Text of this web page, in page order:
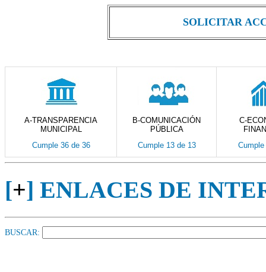
SOLICITAR
A-TRANSPARENCIA
MUNICIPAL
Cumple 36 de 36
B-COMUNICACIÓN
PÚBLICA
Cumple 13 de 13
C-
[+] ENLACES DE
BUSCAR: